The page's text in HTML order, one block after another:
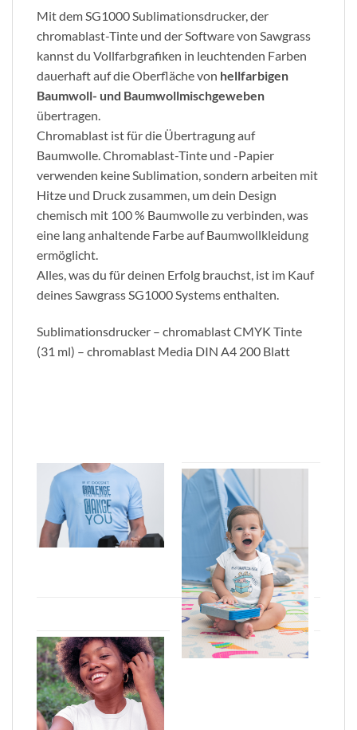
Mit dem SG1000 Sublimationsdrucker, der
chromablast-Tinte und der Software von Sawgrass
kannst du Vollfarbgrafiken in leuchtenden Farben
dauerhaft auf die Oberfläche von hellfarbigen
Baumwoll- und Baumwollmischgeweben
übertragen.
Chromablast ist für die Übertragung auf
Baumwolle. Chromablast-Tinte und -Papier
verwenden keine Sublimation, sondern arbeiten mit
Hitze und Druck zusammen, um dein Design
chemisch mit 100 % Baumwolle zu verbinden, was
eine lang anhaltende Farbe auf Baumwollkleidung
ermöglicht.
Alles, was du für deinen Erfolg brauchst, ist im Kauf
deines Sawgrass SG1000 Systems enthalten.
Sublimationsdrucker – chromablast CMYK Tinte
(31 ml) – chromablast Media DIN A4 200 Blatt